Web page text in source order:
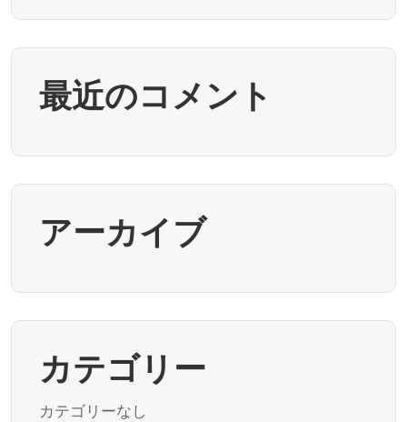
最近のコメント
アーカイブ
カテゴリー
カテゴリーなし